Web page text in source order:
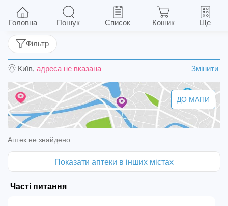
Крем сонцезахисний Hirudo Derm Sun Protect
Kids дитячий SPF 75 150 мл
Київ, адреса не вказана Змінити
Фільтр
ДО МАПИ
Аптек не знайдено.
Показати аптеки в інших містах
Часті питання
Головна Пошук Список Кошик Ще